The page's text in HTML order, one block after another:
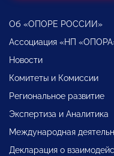
Об «ОПОРЕ РОССИИ»
Ассоциация «НП
Новости
Комитеты и Комиссии
Региональное развитие
Экспертиза и Аналитика
Международная
Декларация о